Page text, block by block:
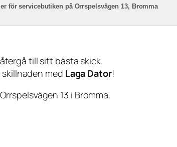
för servicebutiken på Orrspelsvägen 13, Bromma
till sitt bästa skick.
med Laga Dator!
13 i Bromma.